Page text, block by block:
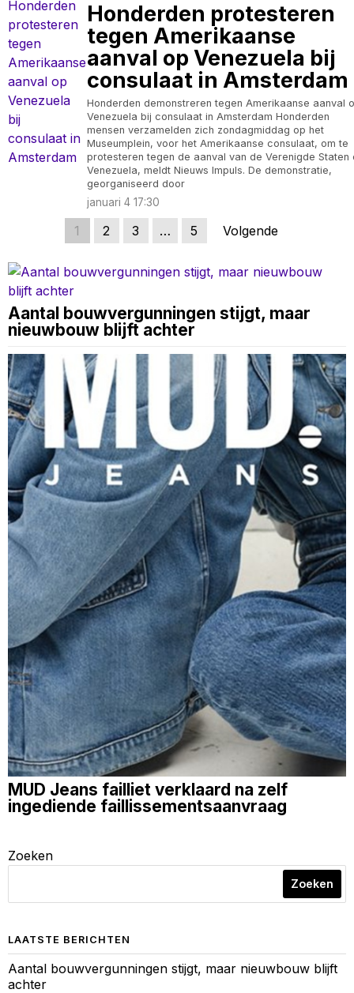
Honderden protesteren
tegen Amerikaanse
aanval op Venezuela bij
consulaat in Amsterdam
Honderden demonstreren tegen Amerikaanse aanval
Venezuela bij consulaat in Amsterdam Honderden
mensen verzamelden zich zondagmiddag op het
Museumplein, voor het Amerikaanse consulaat, om te
protesteren tegen de aanval van de Verenigde Staten
Venezuela, meldt Nieuws Impuls. De demonstratie,
georganiseerd door
januari 4 17:30
1 2 3 … 5 Volgende
Aantal bouwvergunningen stijgt, maar
nieuwbouw blijft achter
MUD Jeans failliet verklaard na zelf
ingediende faillissementsaanvraag
Zoeken
Zoeken
LAATSTE BERICHTEN
Aantal bouwvergunningen stijgt, maar nieuwbouw blijft
achter